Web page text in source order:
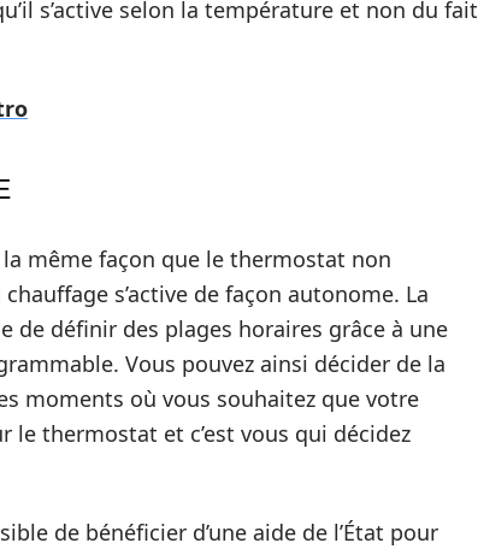
s’active selon la température et non du fait
même façon que le thermostat non
s’active de façon autonome. La
de définir des plages horaires grâce à une
Vous pouvez ainsi décider de la
moments où vous souhaitez que votre
thermostat et c’est vous qui décidez
de bénéficier d’une aide de l’État pour